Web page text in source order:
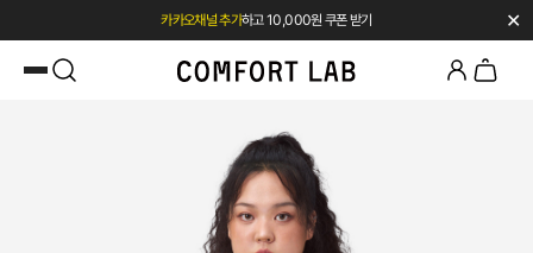
✕